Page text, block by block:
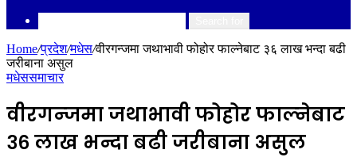
Home/प्रदेश/मधेस/वीरगन्जमा जथाभावी फोहोर फाल्नेबाट ३६ लाख भन्दा बढी
जरीबाना असुल
मधेससमाचार
वीरगन्जमा जथाभावी फोहोर फाल्नेबाट
३६ लाख भन्दा बढी जरीबाना असुल